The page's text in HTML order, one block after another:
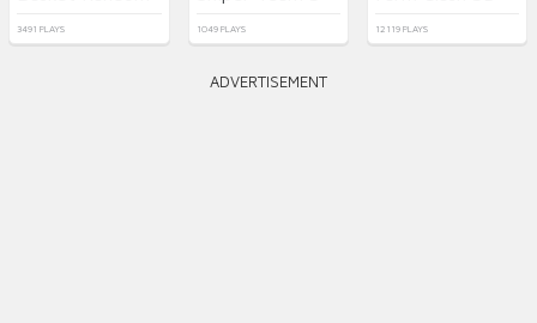
3491 PLAYS 1049 PLAYS 12119 PLAYS
ADVERTISEMENT